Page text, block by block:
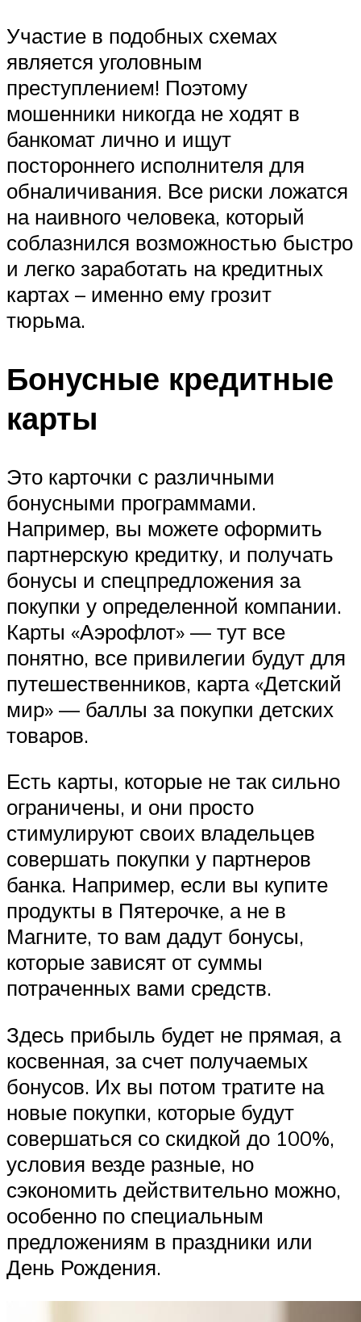
Участие в подобных схемах
является уголовным
преступлением! Поэтому
мошенники никогда не ходят в
банкомат лично и ищут
постороннего исполнителя для
обналичивания. Все риски ложатся
на наивного человека, который
соблазнился возможностью быстро
и легко заработать на кредитных
картах – именно ему грозит
тюрьма.
Бонусные кредитные
карты
Это карточки с различными
бонусными программами.
Например, вы можете оформить
партнерскую кредитку, и получать
бонусы и спецпредложения за
покупки у определенной компании.
Карты «Аэрофлот» — тут все
понятно, все привилегии будут для
путешественников, карта «Детский
мир» — баллы за покупки детских
товаров.
Есть карты, которые не так сильно
ограничены, и они просто
стимулируют своих владельцев
совершать покупки у партнеров
банка. Например, если вы купите
продукты в Пятерочке, а не в
Магните, то вам дадут бонусы,
которые зависят от суммы
потраченных вами средств.
Здесь прибыль будет не прямая, а
косвенная, за счет получаемых
бонусов. Их вы потом тратите на
новые покупки, которые будут
совершаться со скидкой до 100%,
условия везде разные, но
сэкономить действительно можно,
особенно по специальным
предложениям в праздники или
День Рождения.